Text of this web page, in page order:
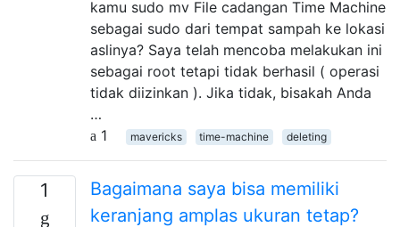
kamu sudo mv File cadangan Time Machine
sebagai sudo dari tempat sampah ke lokasi
aslinya? Saya telah mencoba melakukan ini
sebagai root tetapi tidak berhasil ( operasi
tidak diizinkan ). Jika tidak, bisakah Anda
…
1
mavericks time-machine deleting
1
Bagaimana saya bisa memiliki
keranjang amplas ukuran tetap?